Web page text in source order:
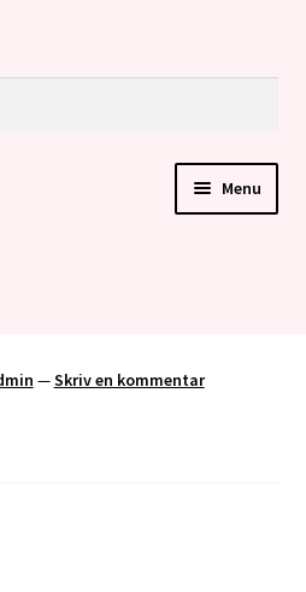
Menu
I KØRESTOL
—Skriv en kommentar